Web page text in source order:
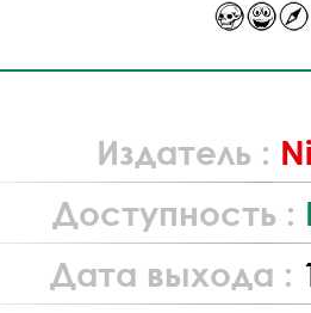
Издатель :
Доступность :
Дата выхода :